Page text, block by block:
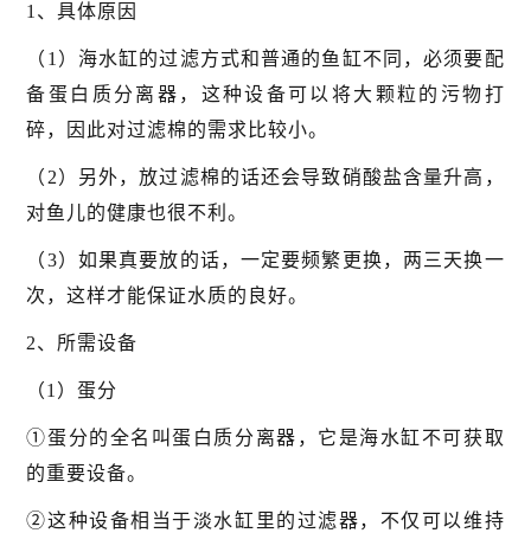
1、具体原因
（1）海水缸的过滤方式和普通的鱼缸不同，必须要配
备蛋白质分离器，这种设备可以将大颗粒的污物打
碎，因此对过滤棉的需求比较小。
（2）另外，放过滤棉的话还会导致硝酸盐含量升高，
对鱼儿的健康也很不利。
（3）如果真要放的话，一定要频繁更换，两三天换一
次，这样才能保证水质的良好。
2、所需设备
（1）蛋分
①蛋分的全名叫蛋白质分离器，它是海水缸不可获取
的重要设备。
②这种设备相当于淡水缸里的过滤器，不仅可以维持